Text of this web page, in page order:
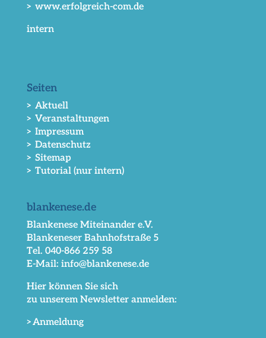
> www.erfolgreich-com.de
intern
Seiten
> Aktuell
> Veranstaltungen
> Impressum
> Datenschutz
> Sitemap
> Tutorial (nur intern)
blankenese.de
Blankenese Miteinander e.V.
Blankeneser Bahnhofstraße 5
Tel. 040-866 259 58
E-Mail: info@blankenese.de
Hier können Sie sich
zu unserem Newsletter anmelden:
>Anmeldung